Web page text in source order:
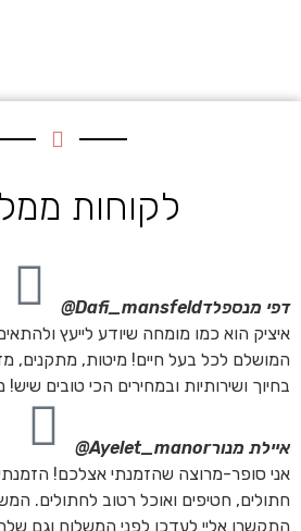
לקוחות
דפי מנספלדDafi_mansfeld@
איציק הוא כמו מומחה שיודע לייעץ
המושלם לכל בעל חיים! מיטות, מתקנים,
בחיוך ושירותיות ובמחירים הכי טובים
איילת מנורAyelet_manor@
אני סופר-מרוצה שהזמנתי אצלכם!
חתולים, חטיפים ואוכל רטוב לחתולים.
התקשרו אליי לעדכן לפני המשלוח וגם